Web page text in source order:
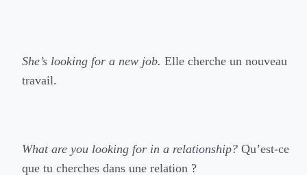
She’s looking for a new job. Elle cherche un nouveau
travail.
What are you looking for in a relationship? Qu’est-ce
que tu cherches dans une relation ?